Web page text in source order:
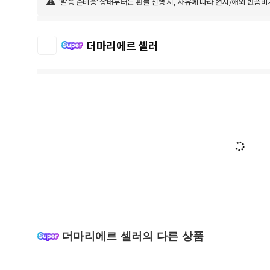
더마리에르 셀러
더마리에르 셀러의 다른 상품